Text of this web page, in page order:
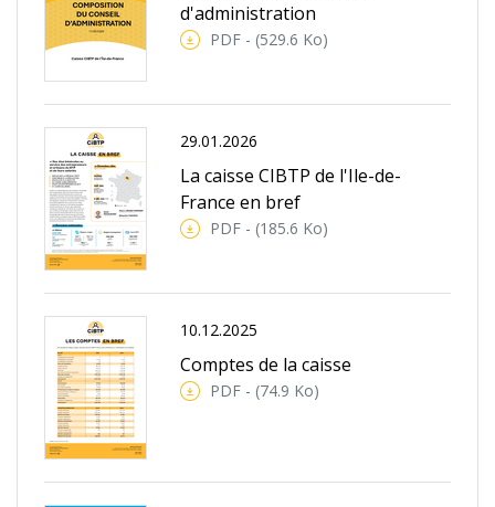
d'administration
PDF - (529.6 Ko)
29.01.2026
La caisse CIBTP de l'Ile-de-
France en bref
PDF - (185.6 Ko)
10.12.2025
Comptes de la caisse
PDF - (74.9 Ko)